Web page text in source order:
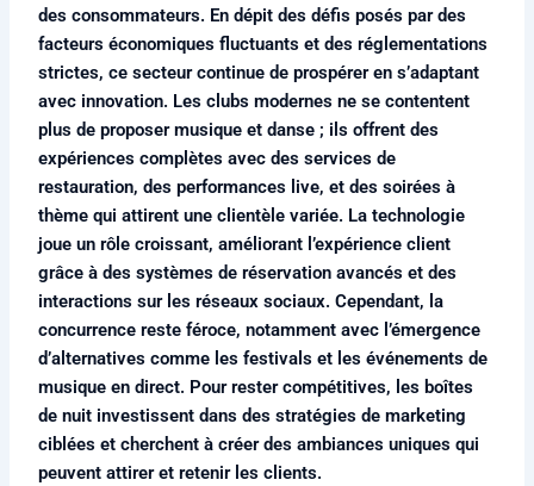
des consommateurs. En dépit des défis posés par des
facteurs économiques fluctuants et des réglementations
strictes, ce secteur continue de prospérer en s’adaptant
avec innovation. Les clubs modernes ne se contentent
plus de proposer musique et danse ; ils offrent des
expériences complètes avec des services de
restauration, des performances live, et des soirées à
thème qui attirent une clientèle variée. La technologie
joue un rôle croissant, améliorant l’expérience client
grâce à des systèmes de réservation avancés et des
interactions sur les réseaux sociaux. Cependant, la
concurrence reste féroce, notamment avec l’émergence
d’alternatives comme les festivals et les événements de
musique en direct. Pour rester compétitives, les boîtes
de nuit investissent dans des stratégies de marketing
ciblées et cherchent à créer des ambiances uniques qui
peuvent attirer et retenir les clients.